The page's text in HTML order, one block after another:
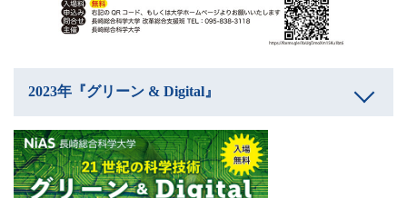
2023年『グリーン & Digital』